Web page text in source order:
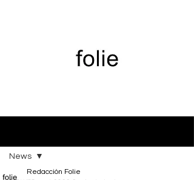
News
Redacción Folie